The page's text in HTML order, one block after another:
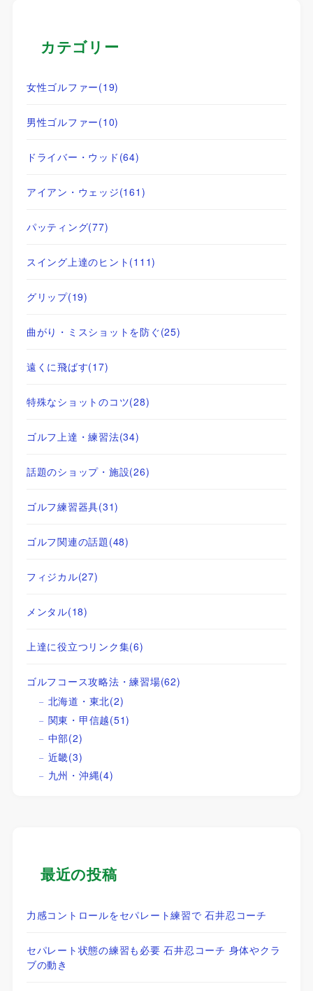
カテゴリー
女性ゴルファー(19)
男性ゴルファー(10)
ドライバー・ウッド (64)
アイアン・ウェッジ(161)
パッティング(77)
スイング上達のヒント (111)
グリップ(19)
曲がり・ミスショットを防ぐ(25)
遠くに飛ばす(17)
特殊なショットのコツ(28)
ゴルフ上達・練習法(34)
話題のショップ・施設(26)
ゴルフ練習器具(31)
ゴルフ関連の話題(48)
フィジカル(27)
メンタル(18)
上達に役立つリンク集(6)
ゴルフコース攻略法・練習場(62)
北海道・東北(2)
関東・甲信越(51)
中部(2)
近畿(3)
九州・沖縄(4)
最近の投稿
力感コントロールをセパレート練習で 石井忍コーチ
セパレート状態の練習も必要 石井忍コーチ 身体やクラ
ブの動き